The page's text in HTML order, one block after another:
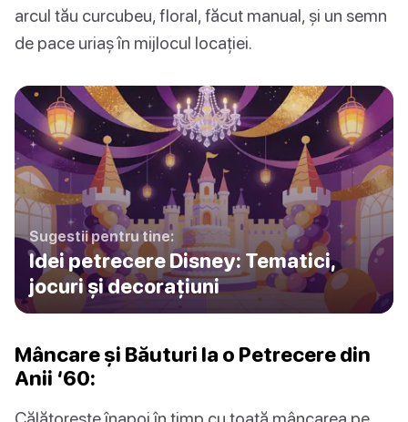
arcul tău curcubeu, floral, făcut manual, și un semn
de pace uriaș în mijlocul locației.
Sugestii pentru tine:
Idei petrecere Disney: Tematici,
jocuri și decorațiuni
Mâncare și Băuturi la o Petrecere din
Anii ‘60: